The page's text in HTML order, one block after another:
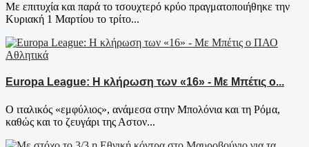
Με επιτυχία και παρά το τσουχτερό κρύο πραγματοποιήθηκε την
Κυριακή 1 Μαρτίου το τρίτο...
Αθλητικά
Europa League: Η κλήρωση των «16» - Με Μπέτις ο...
Ο ιταλικός «εμφύλιος», ανάμεσα στην Μπολόνια και τη Ρόμα,
καθώς και το ζευγάρι της Αστον...